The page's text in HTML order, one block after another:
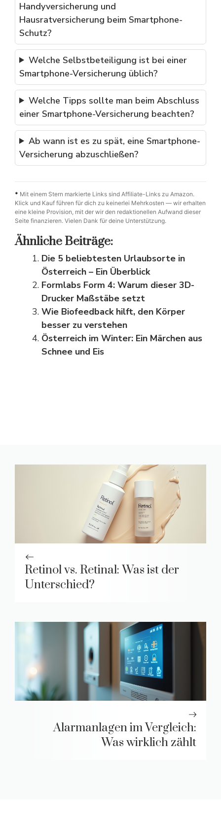
Handyversicherung und
Hausratversicherung beim Smartphone-
Schutz?
Welche Selbstbeteiligung ist bei einer
Smartphone-Versicherung üblich?
Welche Tipps sollte man beim Abschluss
einer Smartphone-Versicherung beachten?
Ab wann ist es zu spät, eine Smartphone-
Versicherung abzuschließen?
* Mit einem Stern markierte Links sind Affiliate-Links zu Amazon.
Klick und Kauf führen für dich zu keinerlei Mehrkosten — wir erhalten
eine kleine Provision, mit der wir den redaktionellen Aufwand dieser
Seite finanzieren. Vielen Dank für deine Unterstützung.
Ähnliche Beiträge:
Die 5 beliebtesten Urlaubsorte in
Österreich – Ein Überblick
Formlabs Form 4: Warum dieser 3D-
Drucker Maßstäbe setzt
Wie Biofeedback hilft, den Körper
besser zu verstehen
Österreich im Winter: Ein Märchen aus
Schnee und Eis
Retinol vs. Retinal: Was ist der
Unterschied?
Alarmanlagen im Vergleich:
Was wirklich zählt